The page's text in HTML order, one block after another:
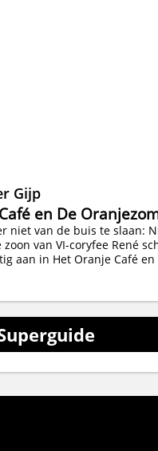
Gijp
en De
niet van de buis te slaan:
zoon van VI-coryfee René
aan in Het Oranje Café en